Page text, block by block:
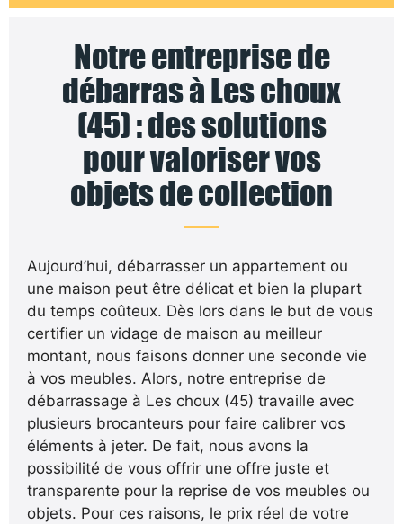
Notre entreprise de
débarras à Les choux
(45) : des solutions
pour valoriser vos
objets de collection
Aujourd’hui, débarrasser un appartement ou
une maison peut être délicat et bien la plupart
du temps coûteux. Dès lors dans le but de vous
certifier un vidage de maison au meilleur
montant, nous faisons donner une seconde vie
à vos meubles. Alors, notre entreprise de
débarrassage à Les choux (45) travaille avec
plusieurs brocanteurs pour faire calibrer vos
éléments à jeter. De fait, nous avons la
possibilité de vous offrir une offre juste et
transparente pour la reprise de vos meubles ou
objets. Pour ces raisons, le prix réel de votre